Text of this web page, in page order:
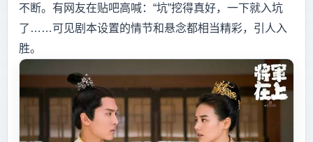
不断。有网友在贴吧高喊：“坑”挖得真好，一下就入坑
了……可见剧本设置的情节和悬念都相当精彩，引人入
胜。